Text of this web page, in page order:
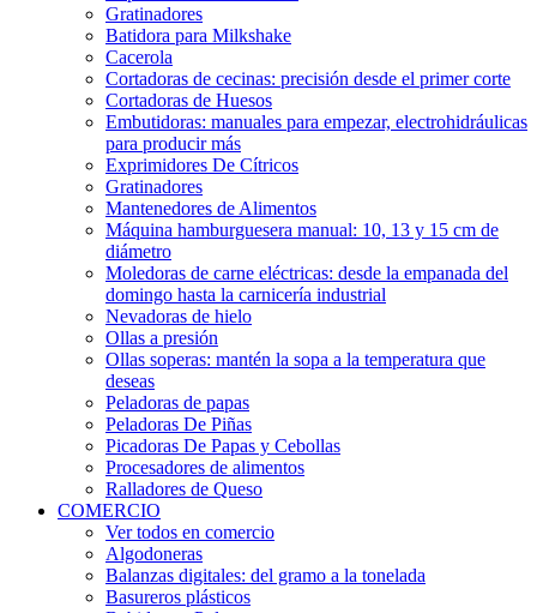
Gratinadores
Batidora para Milkshake
Cacerola
Cortadoras de cecinas: precisión desde el primer corte
Cortadoras de Huesos
Embutidoras: manuales para empezar, electrohidráulicas
para producir más
Exprimidores De Cítricos
Gratinadores
Mantenedores de Alimentos
Máquina hamburguesera manual: 10, 13 y 15 cm de
diámetro
Moledoras de carne eléctricas: desde la empanada del
domingo hasta la carnicería industrial
Nevadoras de hielo
Ollas a presión
Ollas soperas: mantén la sopa a la temperatura que
deseas
Peladoras de papas
Peladoras De Piñas
Picadoras De Papas y Cebollas
Procesadores de alimentos
Ralladores de Queso
COMERCIO
Ver todos en comercio
Algodoneras
Balanzas digitales: del gramo a la tonelada
Basureros plásticos